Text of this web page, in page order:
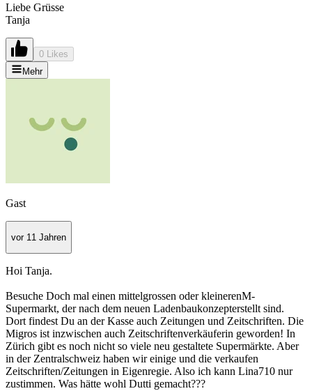
Liebe Grüsse
Tanja
0 Likes
Mehr
Gast
vor 11 Jahren
Hoi Tanja.
Besuche Doch mal einen mittelgrossen oder kleinerenM-
Supermarkt, der nach dem neuen Ladenbaukonzepterstellt sind.
Dort findest Du an der Kasse auch Zeitungen und Zeitschriften. Die
Migros ist inzwischen auch Zeitschriftenverkäuferin geworden! In
Zürich gibt es noch nicht so viele neu gestaltete Supermärkte. Aber
in der Zentralschweiz haben wir einige und die verkaufen
Zeitschriften/Zeitungen in Eigenregie. Also ich kann Lina710 nur
zustimmen. Was hätte wohl Dutti gemacht???